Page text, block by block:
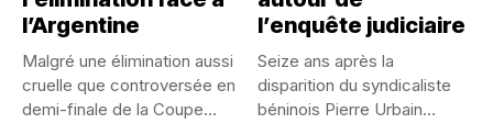
l’Argentine
Malgré une élimination aussi
cruelle que controversée en
demi-finale de la Coupe...
l’enquête judiciaire
Seize ans après la
disparition du syndicaliste
béninois Pierre Urbain